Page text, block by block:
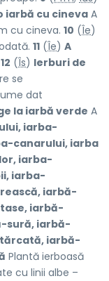
iarbă cu cinevaA
cu cineva. 10 (Îe)
11 (Îe) A
12 (Îs) Ierburi de
se
dat
la iarbă verde A
iarba-
canarului, iarba
iarba-
iarba-
iarbă-
iarbă-
sură, iarbă-
iarbă-
Plantă ierboasă
cu linii albe –